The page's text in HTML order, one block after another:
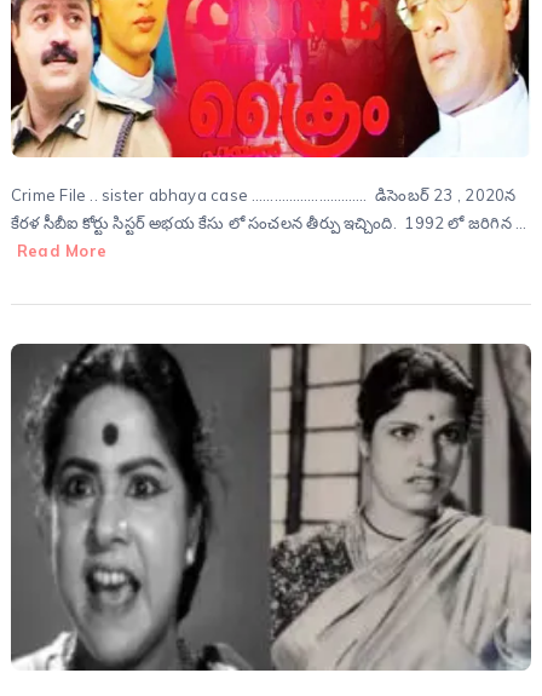
Crime File .. sister abhaya case …………………………. డిసెంబర్ 23 , 2020న
కేరళ సీబీఐ కోర్టు సిస్టర్ అభయ కేసు లో సంచలన తీర్పు ఇచ్చింది. 1992 లో జరిగిన …
Read More